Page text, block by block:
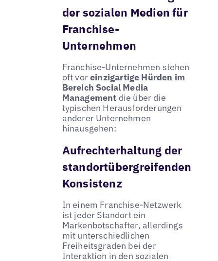
der sozialen Medien für
Franchise-
Unternehmen
Franchise-Unternehmen stehen
oft voreinzigartige Hürden im
Bereich Social Media
Management die über die
typischen Herausforderungen
anderer Unternehmen
hinausgehen:
Aufrechterhaltung der
standortübergreifenden
Konsistenz
In einem Franchise-Netzwerk
ist jeder Standort ein
Markenbotschafter, allerdings
mit unterschiedlichen
Freiheitsgraden bei der
Interaktion in den sozialen